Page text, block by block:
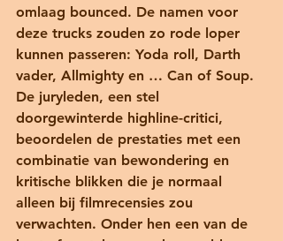
omlaag bounced. De namen voor
deze trucks zouden zo rode loper
kunnen passeren: Yoda roll, Darth
vader, Allmighty en … Can of Soup.
De juryleden, een stel
doorgewinterde highline-critici,
beoordelen de prestaties met een
combinatie van bewondering en
kritische blikken die je normaal
alleen bij filmrecensies zou
verwachten. Onder hen een van de